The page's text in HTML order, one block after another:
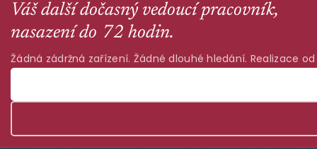
Váš další dočasný vedoucí pracovník,
nasazení do 72 hodin.
Žádná zádržná zařízení. Žádné dlouhé hledání. Realizace